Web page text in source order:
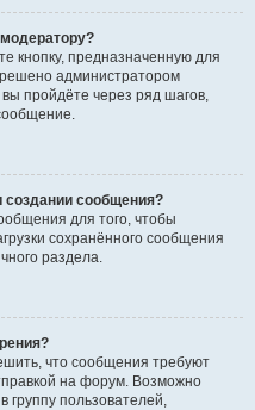
кнопку, предназначенную для
администратором
пройдёте через ряд шагов,
создании сообщения?
для того, чтобы
сохранённого сообщения
раздела.
что сообщения требуют
на форум. Возможно
группу пользователей,